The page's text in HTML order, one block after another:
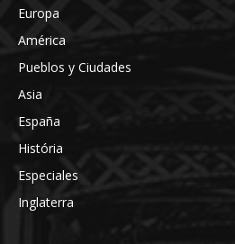
Europa
América
Pueblos y Ciudades
Asia
España
História
Especiales
Inglaterra